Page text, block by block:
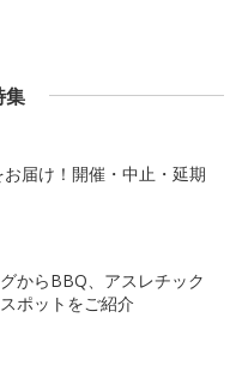
集
届け！開催・中止・延期
からBBQ、アスレチック
ポットをご紹介